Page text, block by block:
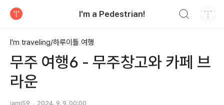
I'm a Pedestrian!
I'm traveling/하루이틀 여행
무주 여행6 - 무주창고와 카페 브
라운
iami59 2024. 9. 9. 00:00